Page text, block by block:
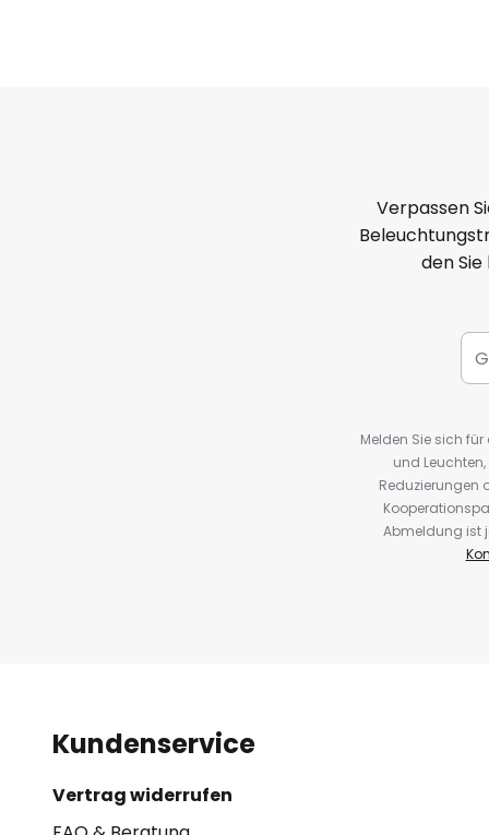
Verpassen
den
Melden Sie sich
und
Reduzierungen
Abmeldung ist
Kundenservice
Vertrag widerrufen